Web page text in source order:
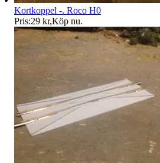
Kortkoppel -. Roco H0
Pris:29 kr,Köp nu.